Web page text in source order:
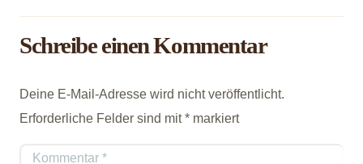
Schreibe einen Kommentar
Deine E-Mail-Adresse wird nicht veröffentlicht.
Erforderliche Felder sind mit* markiert